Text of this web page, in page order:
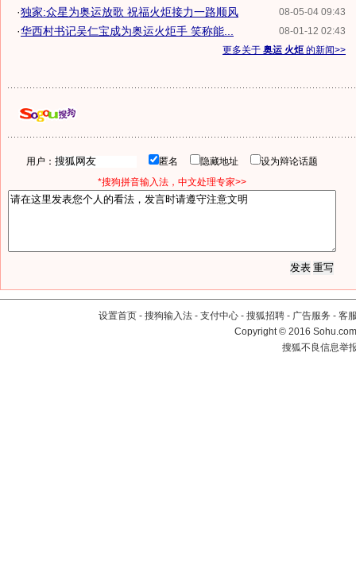
08-05-04 09:43
·独家:众星为奥运放歌 祝福火炬接力一路顺风
08-01-12 02:43
·华西村书记吴仁宝成为奥运火炬手 笑称能...
更多关于 奥运 火炬 的新闻>>
用户： 匿名 隐藏地址
设为辩论话题
*搜狗拼音输入法，中文处理专家>>
设置首页 - 搜狗输入法 - 支付中心 - 搜狐招聘 - 广告服务 - 客
Copyright©2016
搜狐不良信息举